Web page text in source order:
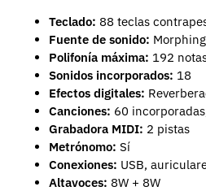
Teclado: 88 teclas
Fuente de sonido:
Polifonía máxima: 192
Sonidos incorporados: 18
Efectos digitales:
Canciones: 60
Grabadora MIDI: 2 pistas
Metrónomo: Sí
Conexiones: USB,
Altavoces: 8W + 8W